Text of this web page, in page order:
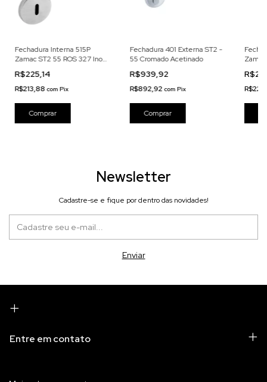
Fechadura Interna 515P
Zamac ST2 55 ROS 327 Inox
R$225,14
R$213,88com Pix
Fechadura 401 Externa ST2 -
55 Cromado Acetinado
R$939,92
R$892,92com Pix
Newsletter
Cadastre-se e fique por dentro das novidades!
Entre em contato